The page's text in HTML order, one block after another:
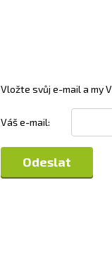
Vložte svůj e-mail a my
Váš e-mail: